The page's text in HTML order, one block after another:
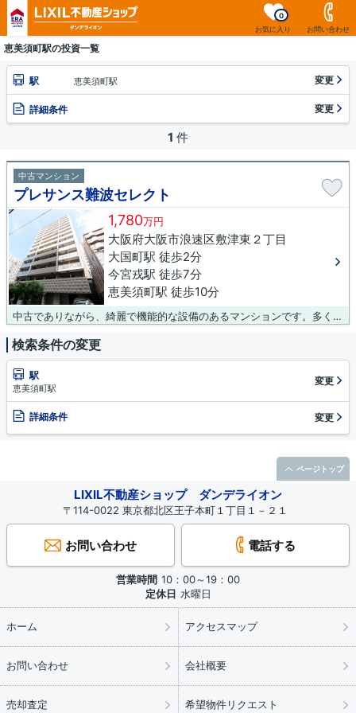
お気に入り
0
お問い合わせ
恵美須町駅の投資一覧
駅 恵美須町駅 変更
詳細条件 変更
1 件
中古マンション
プレサンス難波セレクト
1,780万円
大阪府大阪市浪速区敷津東２丁目
大国町駅 徒歩2分
今宮戎駅 徒歩7分
恵美須町駅 徒歩10分
中古でありながら、綺麗で機能的な設備のあるマンションです。多くの方に好評の、駅から徒歩2分に位置する物件です。14階建ての建物もお探ししますので、ご安心ください。0120-485-494にお電話か、info-era@dande.jpから、大阪市浪速区エリアのご質問を承ります。まずはお気軽にダンデライオン 王子店までお問い合わせ下さい。
検索条件の変更
駅
恵美須町駅
変更
詳細条件 変更
LIXIL不動産ショップ ダンデライオン
〒114-0022 東京都北区王子本町１丁目１－２１
お問い合わせ 電話する
営業時間 10：00～19：00
定休日 水曜日
ホーム アクセスマップ
お問い合わせ 会社概要
売却査定 希望物件リクエスト
ページトップ